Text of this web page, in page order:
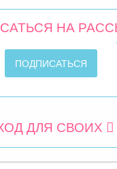
НА
ДЛЯ СВОИХ